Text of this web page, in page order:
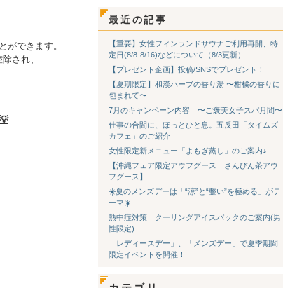
ができます。
され、
最近の記事
【重要】女性フィンランドサウナご利用再開、特
定日(8/8-8/16)などについて（8/3更新）
【プレゼント企画】投稿/SNSでプレゼント！
【夏期限定】和漢ハーブの香り湯 〜柑橘の香りに
包まれて〜
7月のキャンペーン内容 〜ご褒美女子スパ月間〜
仕事の合間に、ほっとひと息。五反田「タイムズ
カフェ」のご紹介
女性限定新メニュー「よもぎ蒸し」のご案内♪
【沖縄フェア限定アウフグース さんぴん茶アウ
フグース】
☀️夏のメンズデーは「“涼”と“整い”を極める」がテ
ーマ☀️
熱中症対策 クーリングアイスパックのご案内(男
性限定)
「レディースデー」、「メンズデー」で夏季期間
限定イベントを開催！